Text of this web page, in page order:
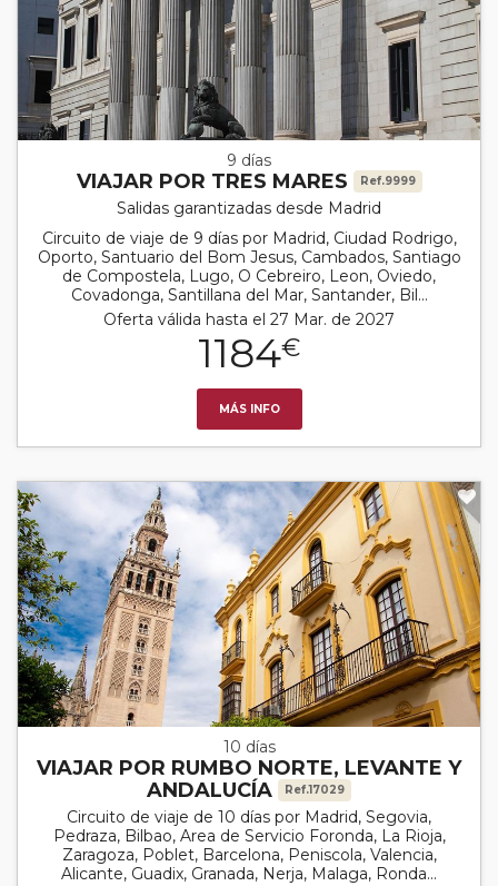
9 días
VIAJAR POR TRES MARES Ref.9999
Salidas garantizadas desde Madrid
Circuito de viaje de 9 días por Madrid, Ciudad Rodrigo,
Oporto, Santuario del Bom Jesus, Cambados, Santiago
de Compostela, Lugo, O Cebreiro, Leon, Oviedo,
Covadonga, Santillana del Mar, Santander, Bil...
Oferta válida hasta el 27 Mar. de 2027
1184€
MÁS INFO
10 días
VIAJAR POR RUMBO NORTE, LEVANTE Y
ANDALUCÍA
Ref.17029
Circuito de viaje de 10 días por Madrid, Segovia,
Pedraza, Bilbao, Area de Servicio Foronda, La Rioja,
Zaragoza, Poblet, Barcelona, Peniscola, Valencia,
Alicante, Guadix, Granada, Nerja, Malaga, Ronda...